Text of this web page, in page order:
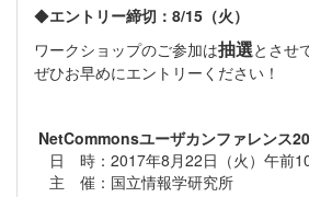
◆エントリー締切：8/15（火）
ワークショップのご参加は抽選とさせ
ぜひお早めにエントリーください！
NetCommonsユーザカンファレンス
日 時：2017年8月22日（火）午前
主 催：国立情報学研究所